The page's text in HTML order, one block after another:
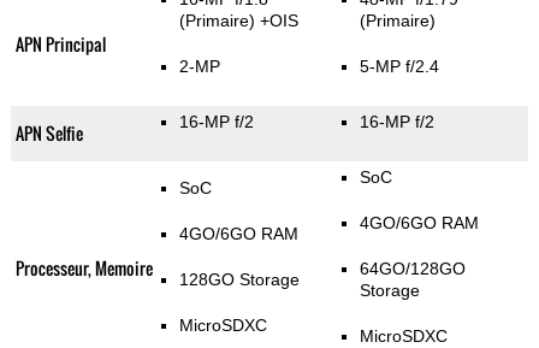
APN Principal
(Primaire) +OIS
2-MP
(Primaire)
5-MP f/2.4
APN Selfie 16-MP f/2 16-MP f/2
Processeur, Memoire
SoC
4GO/6GO RAM
128GO Storage
MicroSDXC
SoC
4GO/6GO RAM
64GO/128GO
Storage
MicroSDXC